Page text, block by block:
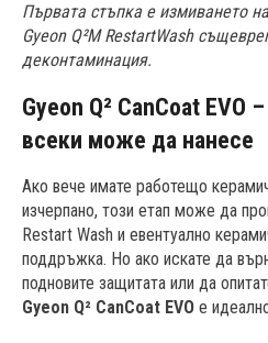
Първата стъпка е измиването
Gyeon Q²M RestartWash
деконтаминация.
Gyeon Q² CanCoat EVO
всеки може да нанесе
Ако вече имате работещо
изчерпано, този етап може да
Restart Wash и евентуално
поддръжка. Но ако искате да
подновите защитата или да
Gyeon Q² CanCoat EVO е